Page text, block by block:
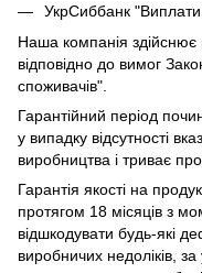
УкрСиббанк
Наша компанія здійснює
відповідно до вимог
споживачів".
Гарантійний період
у випадку відсутності
виробництва і триває
Гарантія якості на
протягом 18 місяців з
відшкодувати будь-які
виробничих недоліків,